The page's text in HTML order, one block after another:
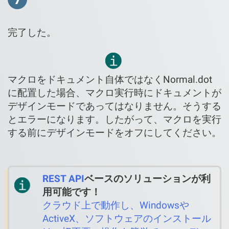
完了した。
マクロをドキュメント自体ではなくNormal.dot
に配置した場合、マクロ実行時にドキュメントが
デザインモードであってはなりません。そうする
とエラーになります。したがって、マクロを実行
する前にデザインモードをオフにしてください。
REST APIベースのソリューションが利
用可能です！
クラウド上で動作し、Windowsや
ActiveX、ソフトウェアのインストール